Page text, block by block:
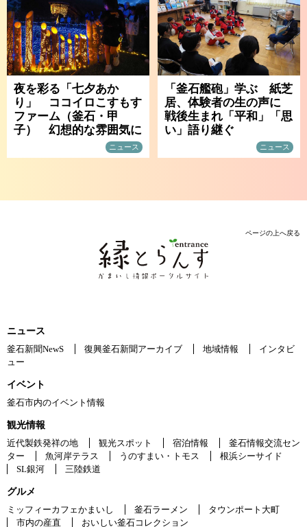
夜を彩る「七夕あか
り」 ココイロこすもす
ファーム（釜石・甲
子） 幻想的な雰囲気に
ニュース
「釜石艦砲」学ぶ 紙芝
居、体験者の生の声に
戦後生まれ「平和」「思
い」語り継ぐ
ニュース
ページの上へ戻る
ニュース
釜石新聞NewS
復興釜石新聞アーカイブ 地域情報
インタビ
ュー
イベント
釜石市内のイベント情報
観光情報
近代製鉄発祥の地
観光スポット 宿泊情報
釜石情報交流セン
ター
魚河岸テラス うのすまい・トモス
根浜シーサイド
SL銀河
三陸鉄道
グルメ
ミッフィーカフェかまいし
釜石ラーメン
タウンポート大町
市内の産直
おいしい釜石コレクション